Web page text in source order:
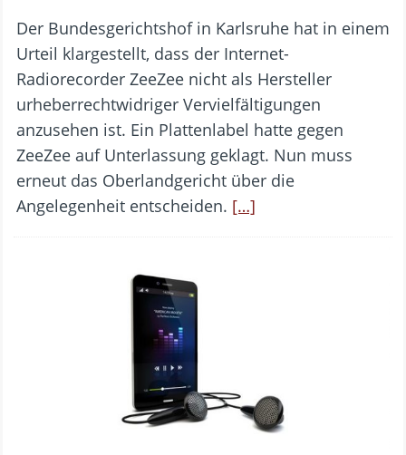
Der Bundesgerichtshof in Karlsruhe hat in einem
Urteil klargestellt, dass der Internet-
Radiorecorder ZeeZee nicht als Hersteller
urheberrechtwidriger Vervielfältigungen
anzusehen ist. Ein Plattenlabel hatte gegen
ZeeZee auf Unterlassung geklagt. Nun muss
erneut das Oberlandgericht über die
Angelegenheit entscheiden. […]